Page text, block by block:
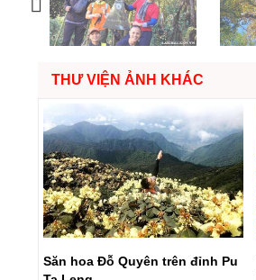
Previous
THƯ VIỆN ẢNH KHÁC
Săn hoa Đỗ Quyên trên đỉnh Pu